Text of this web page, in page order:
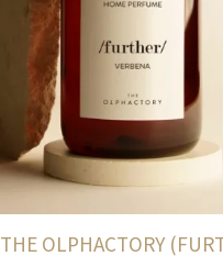
THE OLPHACTORY